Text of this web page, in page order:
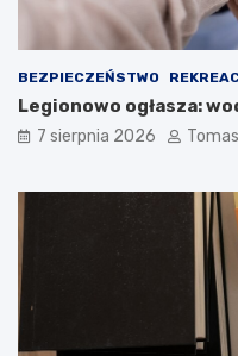
BEZPIECZEŃSTWO
Legionowo ogłasza:
7 sierpnia 2026